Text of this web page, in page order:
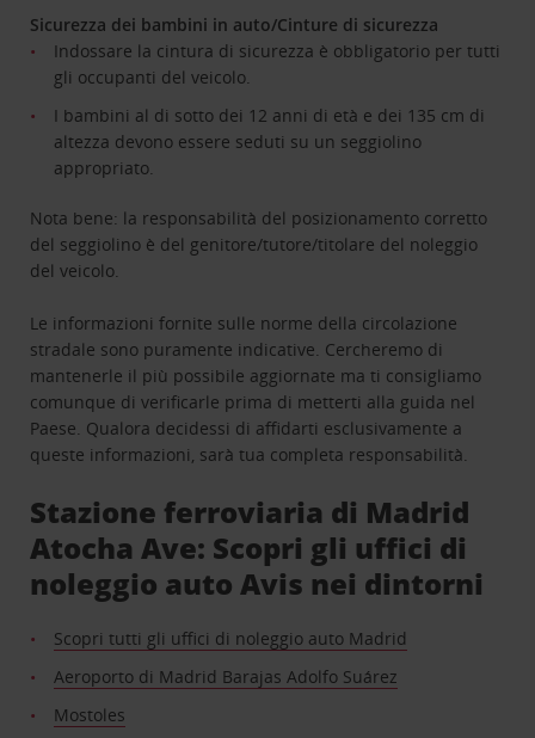
Sicurezza dei bambini in auto/Cinture di sicurezza
Indossare la cintura di sicurezza è obbligatorio per tutti
gli occupanti del veicolo.
I bambini al di sotto dei 12 anni di età e dei 135 cm di
altezza devono essere seduti su un seggiolino
appropriato.
Nota bene: la responsabilità del posizionamento corretto
del seggiolino è del genitore/tutore/titolare del noleggio
del veicolo.
Le informazioni fornite sulle norme della circolazione
stradale sono puramente indicative. Cercheremo di
mantenerle il più possibile aggiornate ma ti consigliamo
comunque di verificarle prima di metterti alla guida nel
Paese. Qualora decidessi di affidarti esclusivamente a
queste informazioni, sarà tua completa responsabilità.
Stazione ferroviaria di Madrid
Atocha Ave: Scopri gli uffici di
noleggio auto Avis nei dintorni
Scopri tutti gli uffici di noleggio auto Madrid
Aeroporto di Madrid Barajas Adolfo Suárez
Mostoles